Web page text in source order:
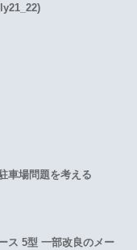
車場問題を考える
ス 5型 一部改良のメー